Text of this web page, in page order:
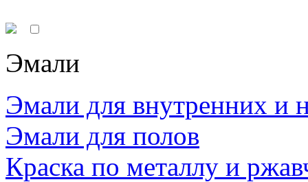
Эмали
Эмали для внутренних и
Эмали для полов
Краска по металлу и